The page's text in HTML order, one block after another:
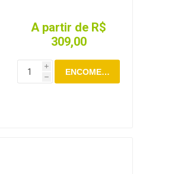
A partir de R$
309,00
i
h
ENCOMENDAR